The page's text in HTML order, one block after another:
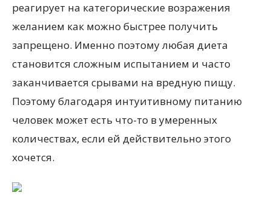
реагирует на категорические возражения
желанием как можно быстрее получить
запрещено. Именно поэтому любая диета
становится сложным испытанием и часто
заканчивается срывами на вредную пищу.
Поэтому благодаря интуитивному питанию
человек может есть что-то в умеренных
количествах, если ей действительно этого
хочется.